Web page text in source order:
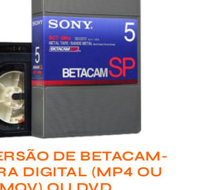
DE BETACAM-
DIGITAL (MP4 OU